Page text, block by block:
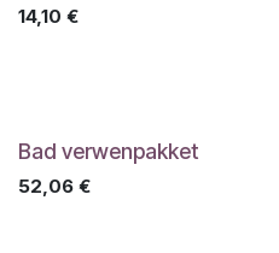
14,10 €
Bad verwenpakket
52,06 €